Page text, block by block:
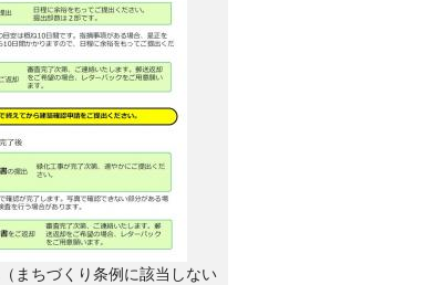
まちづくり条例に該当しない